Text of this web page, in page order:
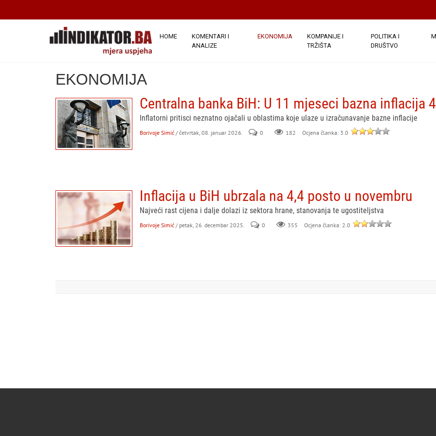
HOME
KOMENTARI I
ANALIZE
EKONOMIJA
KOMPANIJE I
TRŽIŠTA
POLITIKA I
DRUŠTVO
EKONOMIJA
Centralna banka BiH: U 11 mjeseci bazna inflacija
Inflatorni pritisci neznatno ojačali u oblastima koje ulaze u izračunavanje bazne inflacije
Borivoje Simić / četvrtak, 08. januar 2026. 0 182 Ocjena članka: 3.0
Inflacija u BiH ubrzala na 4,4 posto u novembru
Najveći rast cijena i dalje dolazi iz sektora hrane, stanovanja te ugostiteljstva
Borivoje Simić / petak, 26. decembar 2025. 0 355 Ocjena članka: 2.0